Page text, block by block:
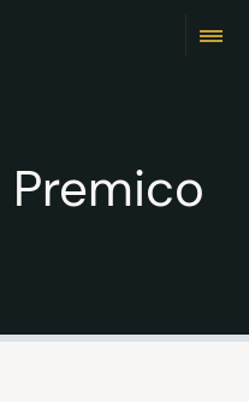
Premico